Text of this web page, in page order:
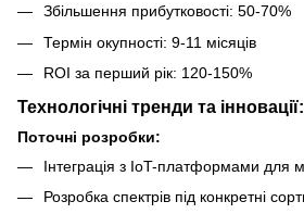
Збільшення прибутковості: 50-70%
Термін окупності: 9-11 місяців
ROI за перший рік: 120-150%
Технологічні тренди та інновації:
Поточні розробки:
Інтеграція з IoT-платформами для
Розробка спектрів під конкретні